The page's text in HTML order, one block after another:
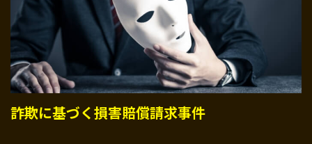
詐欺に基づく損害賠償請求事件